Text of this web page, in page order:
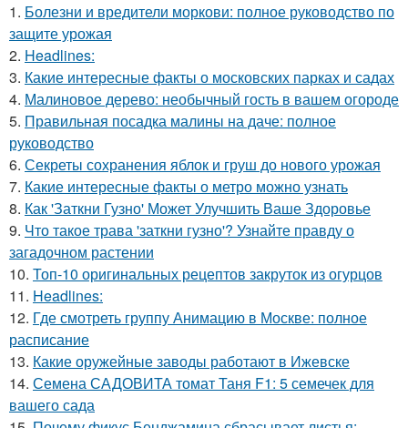
1. Болезни и вредители моркови: полное руководство по
защите урожая
2. Headlines:
3. Какие интересные факты о московских парках и садах
4. Малиновое дерево: необычный гость в вашем огороде
5. Правильная посадка малины на даче: полное
руководство
6. Секреты сохранения яблок и груш до нового урожая
7. Какие интересные факты о метро можно узнать
8. Как 'Заткни Гузно' Может Улучшить Ваше Здоровье
9. Что такое трава 'заткни гузно'? Узнайте правду о
загадочном растении
10. Топ-10 оригинальных рецептов закруток из огурцов
11. Headlines:
12. Где смотреть группу Анимацию в Москве: полное
расписание
13. Какие оружейные заводы работают в Ижевске
14. Семена САДОВИТА томат Таня F1: 5 семечек для
вашего сада